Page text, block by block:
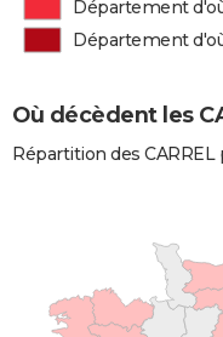
Département
Département
Où décèdent les
Répartition des